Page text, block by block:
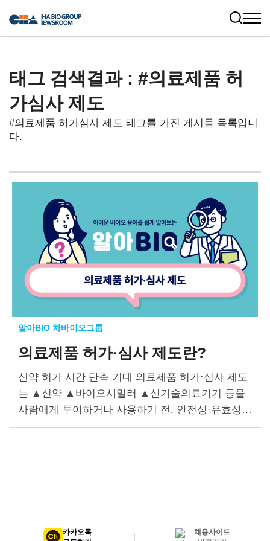
태그 검색결과 : #의료제품 허
가심사 제도
#의료제품 허가심사 제도 태그를 가진 게시물 목록입니
다.
알아BIO 차바이오그룹
의료제품 허가·심사 제도란?
신약 허가 시간 단축 기대 의료제품 허가·심사 제도
는 ▲신약 ▲바이오시밀러 ▲신기술의료기기 등을
사람에게 투여하거나 사용하기 전, 안전성·유효성·
품질 등에 관한 자료를 제출해 식품의약품안전처(이
카카오톡
채용사이트